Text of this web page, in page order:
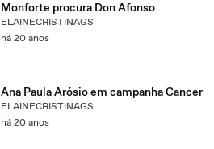
Monforte procura Don Afonso
ELAINECRISTINAGS
há 20 anos
Ana Paula Arósio em campanha Cancer
ELAINECRISTINAGS
há 20 anos